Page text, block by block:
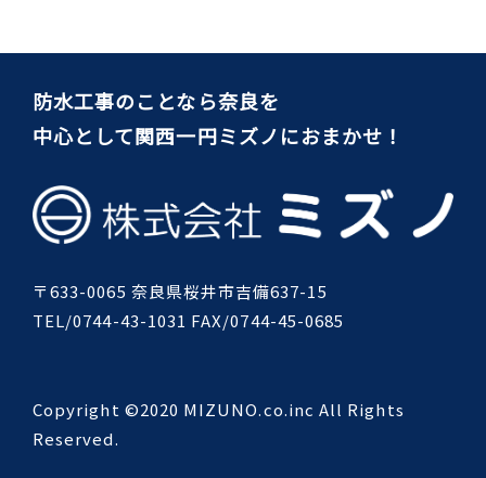
防水工事のことなら奈良を
中心として関西一円ミズノにおまかせ！
〒633-0065 奈良県桜井市吉備637-15
TEL/0744-43-1031 FAX/0744-45-0685
Copyright ©2020 MIZUNO.co.inc All Rights
Reserved.